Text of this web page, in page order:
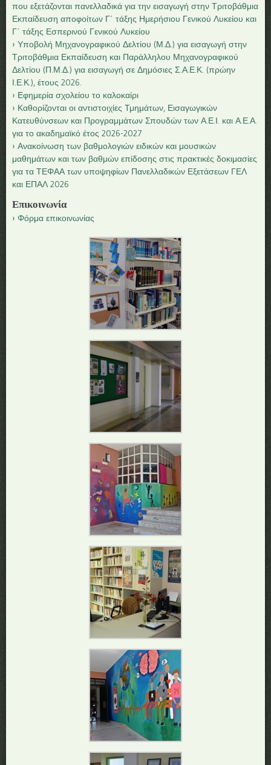
που εξετάζονται πανελλαδικά για την εισαγωγή στην Τριτοβάθμια
Εκπαίδευση αποφοίτων Γ΄ τάξης Ημερήσιου Γενικού Λυκείου και
Γ΄ τάξης Εσπερινού Γενικού Λυκείου
Υποβολή Μηχανογραφικού Δελτίου (Μ.Δ.) για εισαγωγή στην
Τριτοβάθμια Εκπαίδευση και Παράλληλου Μηχανογραφικού
Δελτίου (Π.Μ.Δ.) για εισαγωγή σε Δημόσιες Σ.Α.Ε.Κ. (πρώην
Ι.Ε.Κ.), έτους 2026.
Εφημερία σχολείου το καλοκαίρι
Καθορίζονται οι αντιστοιχίες Τμημάτων, Εισαγωγικών
Κατευθύνσεων και Προγραμμάτων Σπουδών των Α.Ε.Ι. και Α.Ε.Α.
για το ακαδημαϊκό έτος 2026-2027
Ανακοίνωση των βαθμολογιών ειδικών και μουσικών
μαθημάτων και των βαθμών επίδοσης στις πρακτικές δοκιμασίες
για τα ΤΕΦΑΑ των υποψηφίων Πανελλαδικών Εξετάσεων ΓΕΛ
και ΕΠΑΛ 2026
Επικοινωνία
Φόρμα επικοινωνίας